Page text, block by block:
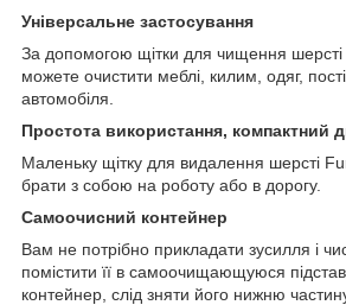
Універсальне застосування
За допомогою щітки для чищення
можете очистити меблі, килим, одяг,
автомобіля.
Простота використання, компактний
Маленьку щітку для видалення шерсті
брати з собою на роботу або в дорогу.
Самоочисний контейнер
Вам не потрібно прикладати зусилля і
помістити її в самоочищающуюся
контейнер, слід зняти його нижню